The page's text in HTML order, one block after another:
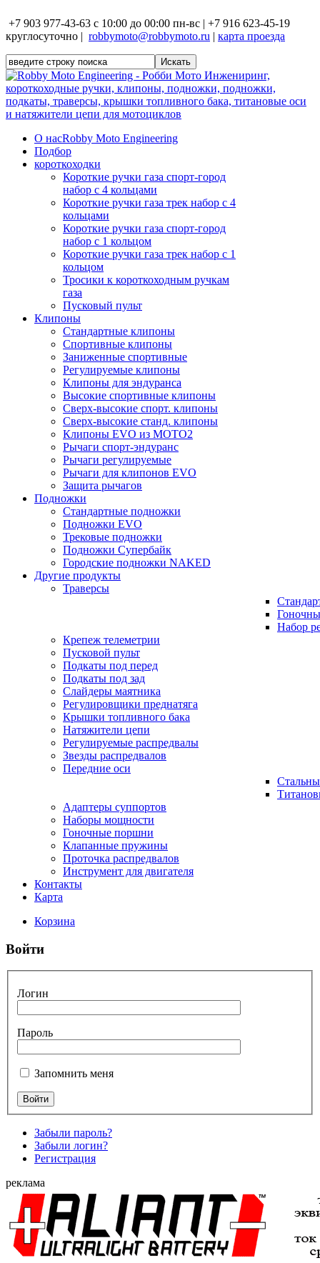
+7 903 977-43-63 с 10:00 до 00:00 пн-вс | +7 916 623-45-19
круглосуточно | robbymoto@robbymoto.ru | карта проезда
О насRobby Moto Engineering
Подбор
короткоходки
Короткие ручки газа спорт-город
набор с 4 кольцами
Короткие ручки газа трек набор с 4
кольцами
Короткие ручки газа спорт-город
набор с 1 кольцом
Короткие ручки газа трек набор с 1
кольцом
Тросики к короткоходным ручкам
газа
Пусковый пульт
Клипоны
Стандартные клипоны
Спортивные клипоны
Заниженные спортивные
Регулируемые клипоны
Клипоны для эндуранса
Высокие спортивные клипоны
Сверх-высокие спорт. клипоны
Сверх-высокие станд. клипоны
Клипоны EVO из MOTO2
Рычаги спорт-эндуранс
Рычаги регулируемые
Рычаги для клипонов EVO
Защита рычагов
Подножки
Стандартные подножки
Подножки EVO
Трековые подножки
Подножки Супербайк
Городские подножки NAKED
Другие продукты
Траверсы
Набор
Крепеж телеметрии
Пусковой пульт
Подкаты под перед
Подкаты под зад
Слайдеры маятника
Регулировщики преднатяга
Крышки топливного бака
Натяжители цепи
Регулируемые распредвалы
Звезды распредвалов
Передние оси
Адаптеры суппортов
Наборы мощности
Гоночные поршни
Клапанные пружины
Проточка распредвалов
Инструмент для двигателя
Контакты
Карта
Корзина
Войти
Логин
Пароль
Запомнить меня
Забыли пароль?
Забыли логин?
Регистрация
реклама